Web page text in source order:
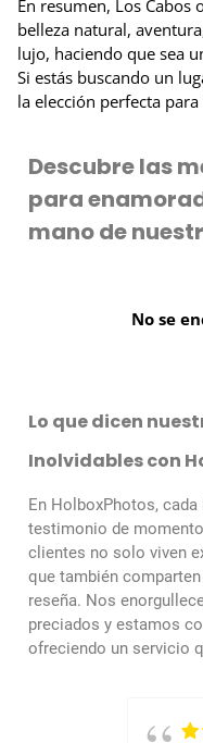
En resumen, Los
belleza natural,
lujo, haciendo que sea
Si estás buscando un
la elección perfecta
Descubre las
para
mano de
No se
Lo que dicen
Inolvidables con
En HolboxPhotos,
testimonio de
clientes no solo viven
que también
reseña. Nos
preciados y estamos
ofreciendo un servicio